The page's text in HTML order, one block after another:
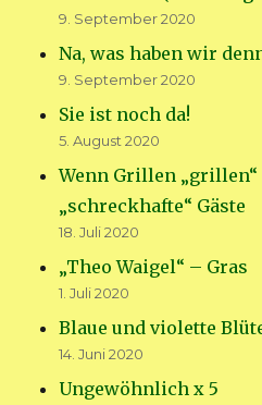
9. September 2020
Na, was haben wir
9. September 2020
Sie ist noch da!
5. August 2020
Wenn Grillen
„schreckhafte“ Gäste
18. Juli 2020
„Theo Waigel“ – Gras
1. Juli 2020
Blaue und violette
14. Juni 2020
Ungewöhnlich x 5